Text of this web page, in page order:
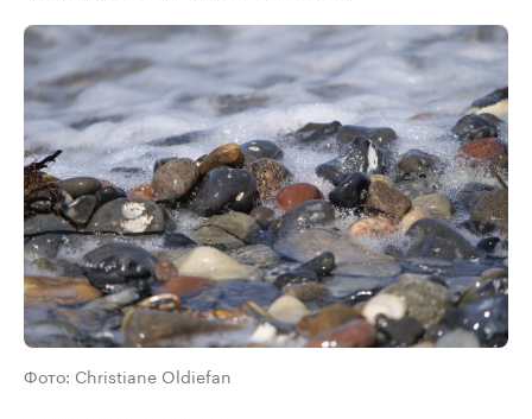
Фото: Christiane Oldiefan